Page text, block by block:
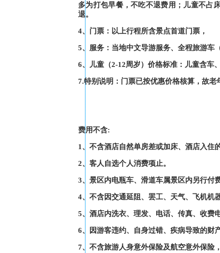
多为打包早餐，不吃不退费用；儿童不占
退。
4、门票：以上行程所含景点首道门票，
5、服务：当地中文导游服务、全程旅游车
6、儿童（2-12周岁）价格标准：儿童含车
7.特别说明：门票已按优惠价格核算，故
费用不含:
1、不含酒店自然单房差或加床、酒店入住
2、客人自选个人消费项止。
3、景区内电瓶车、滑道车属景区内另行付
4、不含因交通延阻、罢工、天气、飞机机
5、酒店内洗衣、理发、电话、传真、收费
6、因游客违约、自身过错、疾病导致的财
7、不含旅游人身意外保险及航空意外保险